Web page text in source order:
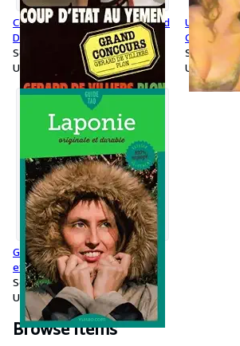
Coup d'Etat au Yémen - Gérard
De Villiers
Softcover
Used
Un dieu
Cartland
Softcover
Used
Guide Tao Laponie : Originale
et durable - Léon Fuchs
Softcover
Used
Browse items